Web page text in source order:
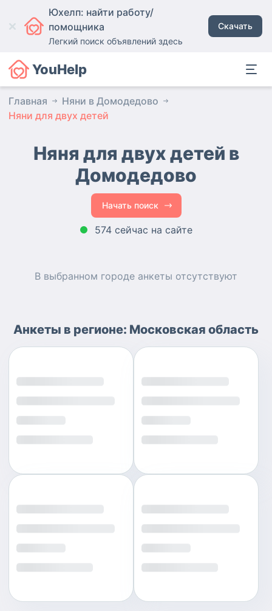
Юхелп: найти работу/
помощника
Легкий поиск объявлений здесь
Скачать
YouHelp
Главная
Няни в Домодедово
Няни для двух детей
Няня для двух детей в
Домодедово
Начать поиск
574 сейчас на сайте
В выбранном городе анкеты отсутствуют
Анкеты в регионе: Московская область